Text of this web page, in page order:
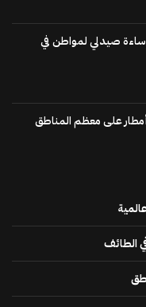
صيدلي لمواطن في
على معظم المناطق
الطائف